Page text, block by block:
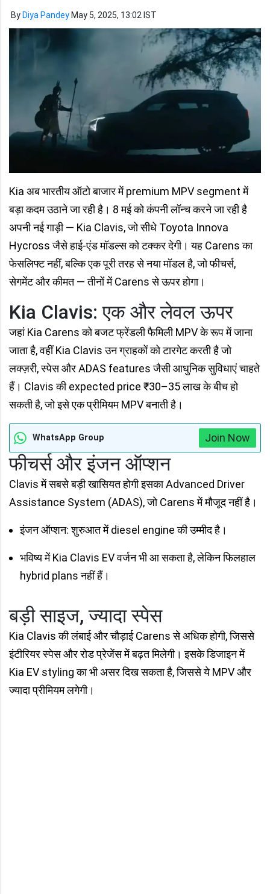
By Diya Pandey May 5, 2025, 13:02 IST
Kia अब भारतीय ऑटो बाजार में premium MPV segment में
बड़ा कदम उठाने जा रही है। 8 मई को कंपनी लॉन्च करने जा रही है
अपनी नई गाड़ी — Kia Clavis, जो सीधे Toyota Innova
Hycross जैसे हाई-एंड मॉडल्स को टक्कर देगी। यह Carens का
फेसलिफ्ट नहीं, बल्कि एक पूरी तरह से नया मॉडल है, जो फीचर्स,
सेगमेंट और कीमत — तीनों में Carens से ऊपर होगा।
Kia Clavis: एक और लेवल ऊपर
जहां Kia Carens को बजट फ्रेंडली फैमिली MPV के रूप में जाना
जाता है, वहीं Kia Clavis उन ग्राहकों को टारगेट करती है जो
लक्ज़री, स्पेस और ADAS features जैसी आधुनिक सुविधाएं चाहते
हैं। Clavis की expected price ₹30–35 लाख के बीच हो
सकती है, जो इसे एक प्रीमियम MPV बनाती है।
WhatsApp Group Join Now
फीचर्स और इंजन ऑप्शन
Clavis में सबसे बड़ी खासियत होगी इसका Advanced Driver
Assistance System (ADAS), जो Carens में मौजूद नहीं है।
इंजन ऑप्शन: शुरुआत में diesel engine की उम्मीद है।
भविष्य में Kia Clavis EV वर्जन भी आ सकता है, लेकिन फिलहाल
hybrid plans नहीं हैं।
बड़ी साइज, ज्यादा स्पेस
Kia Clavis की लंबाई और चौड़ाई Carens से अधिक होगी, जिससे
इंटीरियर स्पेस और रोड प्रेजेंस में बढ़त मिलेगी। इसके डिजाइन में
Kia EV styling का भी असर दिख सकता है, जिससे ये MPV और
ज्यादा प्रीमियम लगेगी।